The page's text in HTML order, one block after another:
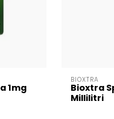
1mg
BIOXTRA
Bioxtra
Millilitri